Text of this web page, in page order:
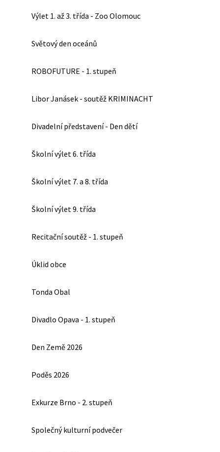
Výlet 1. až 3. třída - Zoo Olomouc
Světový den oceánů
ROBOFUTURE - 1. stupeň
Libor Janásek - soutěž KRIMINACHT
Divadelní představení - Den dětí
Školní výlet 6. třída
Školní výlet 7. a 8. třída
Školní výlet 9. třída
Recitační soutěž - 1. stupeň
Úklid obce
Tonda Obal
Divadlo Opava - 1. stupeň
Den Země 2026
Poděs 2026
Exkurze Brno - 2. stupeň
Společný kulturní podvečer